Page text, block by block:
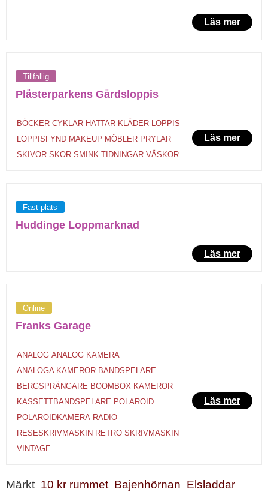
Läs mer
Tillfällig
Plåsterparkens Gårdsloppis
BÖCKER CYKLAR HATTAR KLÄDER LOPPIS
LOPPISFYND MAKEUP MÖBLER PRYLAR
SKIVOR SKOR SMINK TIDNINGAR VÄSKOR
Läs mer
Fast plats
Huddinge Loppmarknad
Läs mer
Online
Franks Garage
ANALOG ANALOG KAMERA
ANALOGA KAMEROR BANDSPELARE
BERGSPRÄNGARE BOOMBOX KAMEROR
KASSETTBANDSPELARE POLAROID
POLAROIDKAMERA RADIO
RESESKRIVMASKIN RETRO SKRIVMASKIN
VINTAGE
Läs mer
Märkt 10 kr rummet Bajenhörnan Elsladdar